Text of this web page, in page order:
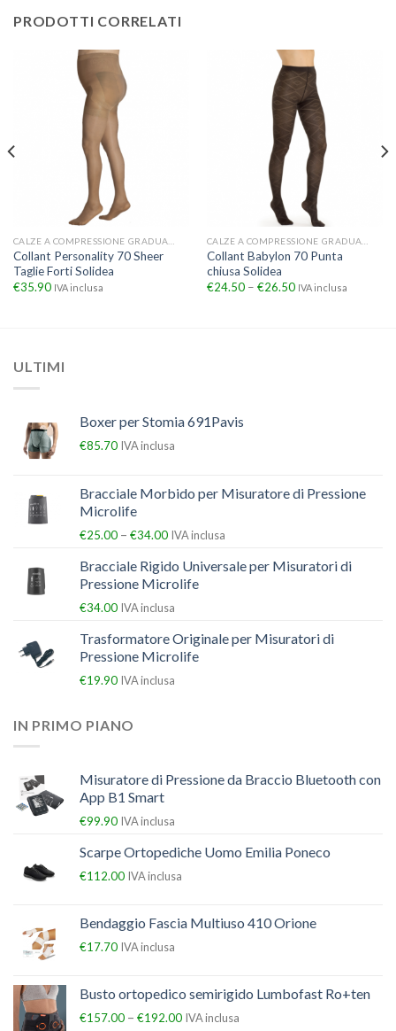
PRODOTTI CORRELATI
CALZE A COMPRESSIONE GRADUATA
Collant Personality 70 Sheer
Taglie Forti Solidea
€35.90 IVA inclusa
CALZE A COMPRESSIONE GRADUATA
Collant Babylon 70 Punta
chiusa Solidea
€24.50– €26.50 IVA inclusa
ULTIMI
Boxer per Stomia 691Pavis
€85.70 IVA inclusa
Bracciale Morbido per Misuratore di Pressione
Microlife
€25.00 – €34.00 IVA inclusa
Bracciale Rigido Universale per Misuratori di
Pressione Microlife
€34.00 IVA inclusa
Trasformatore Originale per Misuratori di
Pressione Microlife
€19.90 IVA inclusa
IN PRIMO PIANO
Misuratore di Pressione da Braccio Bluetooth con
App B1 Smart
€99.90 IVA inclusa
Scarpe Ortopediche Uomo Emilia Poneco
€112.00 IVA inclusa
Bendaggio Fascia Multiuso 410 Orione
€17.70 IVA inclusa
Busto ortopedico semirigido Lumbofast Ro+ten
€157.00 – €192.00 IVA inclusa